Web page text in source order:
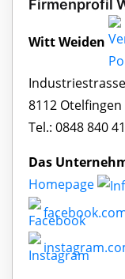
Firmenprofil
Witt Weiden
8112 Otelfingen
Tel.: 0848 840
Das
Homepage